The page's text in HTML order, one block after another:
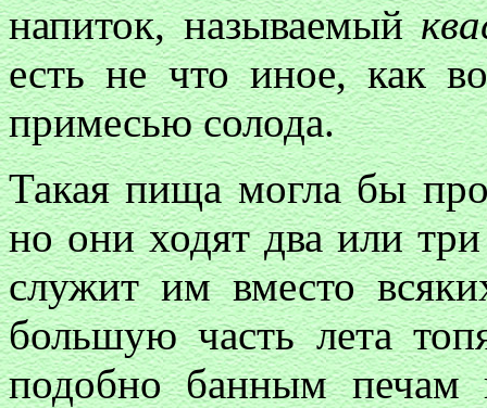
напиток, называемый
есть не что иное, как
примесью солода.
Такая пища могла бы
но они ходят два или
служит им вместо
большую часть лета
подобно банным печам